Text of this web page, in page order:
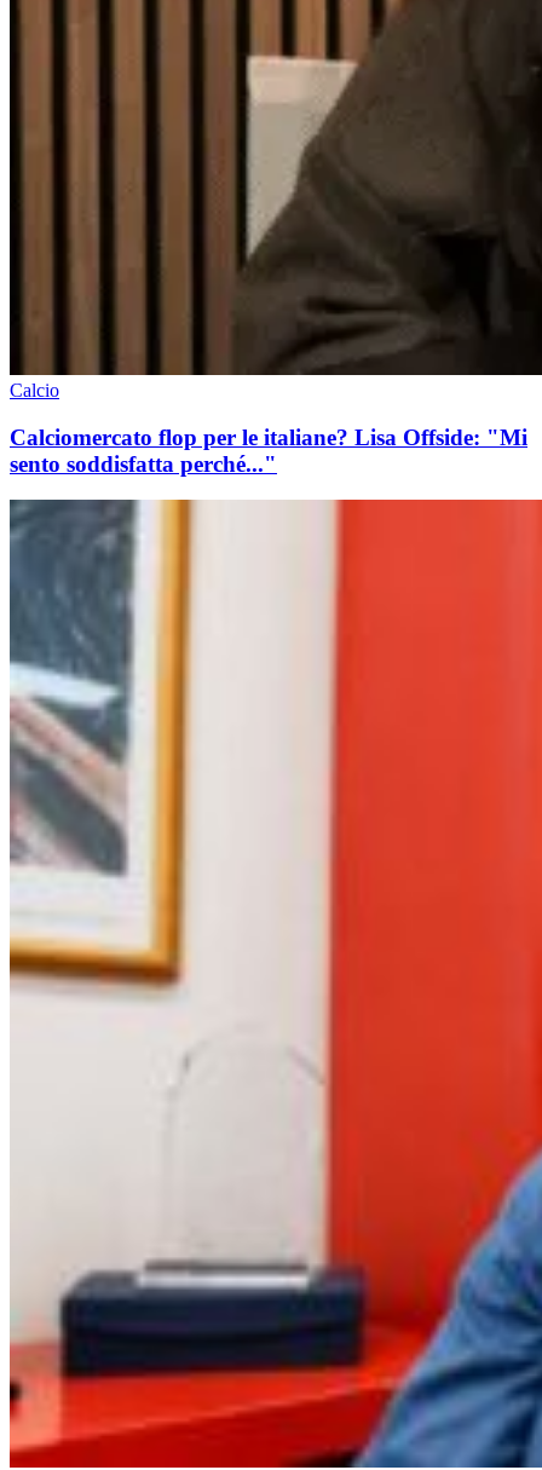
Calcio
Calciomercato flop per le italiane? Lisa Offside: "Mi
sento soddisfatta perché..."